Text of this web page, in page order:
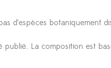
d’espèces botaniquement
La composition est